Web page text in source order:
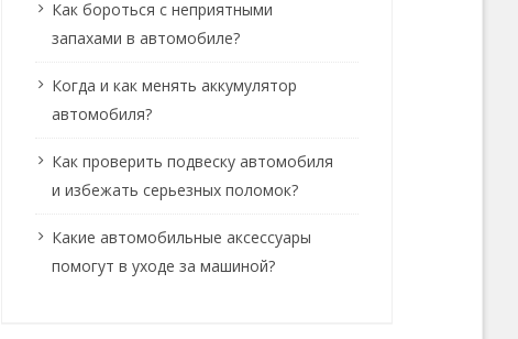
Как бороться с неприятными
запахами в автомобиле?
Когда и как менять аккумулятор
автомобиля?
Как проверить подвеску автомобиля
и избежать серьезных поломок?
Какие автомобильные аксессуары
помогут в уходе за машиной?